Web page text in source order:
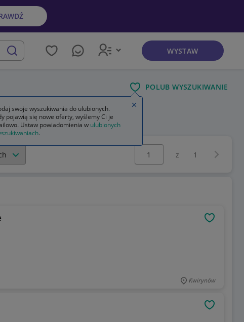
szukaj WYSTAW
POLUB WYSZUKIWANIE
Wybierz stronę:
z 1
Kwirynów
swoje wyszukiwania do ulubionych.
pojawią się nowe oferty, wyślemy Ci je
Ustaw powiadomienia w ulubionych
.
Zamknij wskazówkę